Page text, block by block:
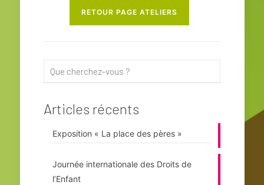
RETOUR PAGE ATELIERS
Articles récents
Exposition « La place des pères »
Journée internationale des Droits de
l’Enfant